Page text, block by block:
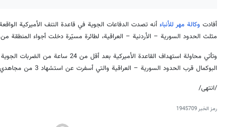
أفادت وكالة مهر للأنباء
مثلث الحدود السورية – الأردنية – العراقية، لطائرة مسيّرة دخلت أجواء المنطقة
وتأتي محاولة استهداف القاعدة الأميركية بعد
البوكمال قرب الحدود السورية – العراقية والتي أسفرت عن استشهاد 3 من مجاهدي المقاومة.
/انتهى/
رمز الخبر1945709